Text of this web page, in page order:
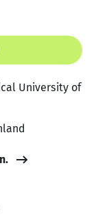
University of